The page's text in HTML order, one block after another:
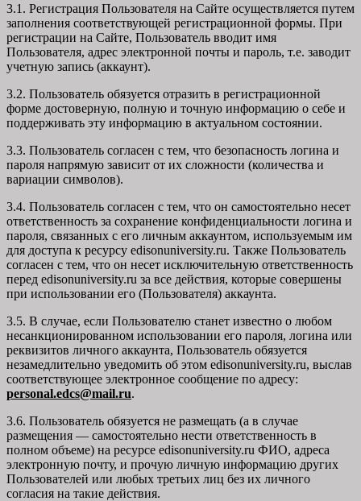
3.1. Регистрация Пользователя на Сайте осуществляется путем
заполнения соответствующей регистрационной формы. При
регистрации на Сайте, Пользователь вводит имя
Пользователя, адрес электронной почты и пароль, т.е. заводит
учетную запись (аккаунт).
3.2. Пользователь обязуется отразить в регистрационной
форме достоверную, полную и точную информацию о себе и
поддерживать эту информацию в актуальном состоянии.
3.3. Пользователь согласен с тем, что безопасность логина и
пароля напрямую зависит от их сложности (количества и
вариации символов).
3.4. Пользователь согласен с тем, что он самостоятельно несет
ответственность за сохранение конфиденциальности логина и
пароля, связанных с его личным аккаунтом, используемым им
для доступа к ресурсу edisonuniversity.ru. Также Пользователь
согласен с тем, что он несет исключительную ответственность
перед edisonuniversity.ru за все действия, которые совершены
при использовании его (Пользователя) аккаунта.
3.5. В случае, если Пользователю станет известно о любом
несанкционированном использовании его пароля, логина или
реквизитов личного аккаунта, Пользователь обязуется
незамедлительно уведомить об этом edisonuniversity.ru, выслав
соответствующее электронное сообщение по адресу:
personal.edcs@mail.ru.
3.6. Пользователь обязуется не размещать (а в случае
размещения — самостоятельно нести ответственность в
полном объеме) на ресурсе edisonuniversity.ru ФИО, адреса
электронную почту, и прочую личную информацию других
Пользователей или любых третьих лиц без их личного
согласия на такие действия.